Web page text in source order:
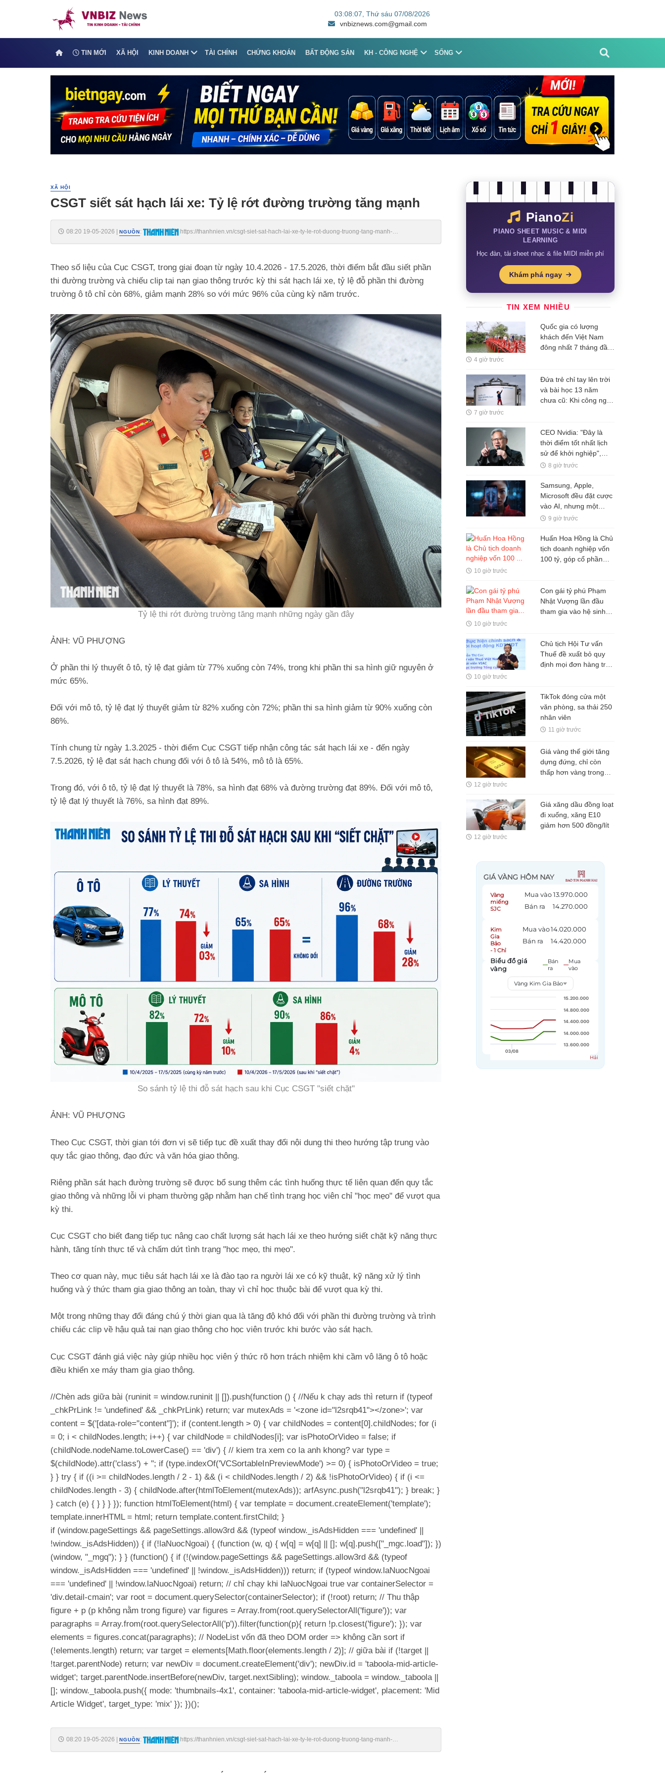
03:08:07 , Thứ sáu 07/08/2026
vnbiznews.com@gmail.com
TIN MỚI XÃ HỘI KINH DOANH TÀI CHÍNH CHỨNG KHOÁN BẤT ĐỘNG SẢN KH - CÔNG NGHỆ SỐNG
XÃ HỘI
CSGT siết sát hạch lái xe: Tỷ lệ rớt đường trường tăng mạnh
08:20 19-05-2026 | NGUỒN:
https://thanhnien.vn/csgt-siet-sat-hach-lai-xe-ty-le-rot-duong-truong-tang-manh-
Theo số liệu của Cục CSGT, trong giai đoạn từ ngày 10.4.2026 - 17.5.2026, thời điểm bắt đầu siết phần
thi đường trường và chiếu clip tai nạn giao thông trước kỳ thi sát hạch lái xe, tỷ lệ đỗ phần thi đường
trường ô tô chỉ còn 68%, giảm mạnh 28% so với mức 96% của cùng kỳ năm trước.
Tỷ lệ thi rớt đường trường tăng mạnh những ngày gần đây
ẢNH: VŨ PHƯỢNG
Ở phần thi lý thuyết ô tô, tỷ lệ đạt giảm từ 77% xuống còn 74%, trong khi phần thi sa hình giữ nguyên ở
mức 65%.
Đối với mô tô, tỷ lệ đạt lý thuyết giảm từ 82% xuống còn 72%; phần thi sa hình giảm từ 90% xuống còn
86%.
Tính chung từ ngày 1.3.2025 - thời điểm Cục CSGT tiếp nhận công tác sát hạch lái xe - đến ngày
7.5.2026, tỷ lệ đạt sát hạch chung đối với ô tô là 54%, mô tô là 65%.
Trong đó, với ô tô, tỷ lệ đạt lý thuyết là 78%, sa hình đạt 68% và đường trường đạt 89%. Đối với mô tô,
tỷ lệ đạt lý thuyết là 76%, sa hình đạt 89%.
So sánh tỷ lệ thi đỗ sát hạch sau khi Cục CSGT "siết chặt"
ẢNH: VŨ PHƯỢNG
Theo Cục CSGT, thời gian tới đơn vị sẽ tiếp tục đề xuất thay đổi nội dung thi theo hướng tập trung vào
quy tắc giao thông, đạo đức và văn hóa giao thông.
Riêng phần sát hạch đường trường sẽ được bổ sung thêm các tình huống thực tế liên quan đến quy tắc
giao thông và những lỗi vi phạm thường gặp nhằm hạn chế tình trạng học viên chỉ "học mẹo" để vượt qua
kỳ thi.
Cục CSGT cho biết đang tiếp tục nâng cao chất lượng sát hạch lái xe theo hướng siết chặt kỹ năng thực
hành, tăng tính thực tế và chấm dứt tình trạng "học mẹo, thi mẹo".
Theo cơ quan này, mục tiêu sát hạch lái xe là đào tạo ra người lái xe có kỹ thuật, kỹ năng xử lý tình
huống và ý thức tham gia giao thông an toàn, thay vì chỉ học thuộc bài để vượt qua kỳ thi.
Một trong những thay đổi đáng chú ý thời gian qua là tăng độ khó đối với phần thi đường trường và trình
chiếu các clip về hậu quả tai nạn giao thông cho học viên trước khi bước vào sát hạch.
Cục CSGT đánh giá việc này giúp nhiều học viên ý thức rõ hơn trách nhiệm khi cầm vô lăng ô tô hoặc
điều khiển xe máy tham gia giao thông.
//Chèn ads giữa bài (runinit = window.runinit || []).push(function () { //Nếu k chạy ads thì return if (typeof
_chkPrLink != 'undefined' && _chkPrLink) return; var mutexAds = '<zone id="l2srqb41"></zone>'; var
content = $('[data-role="content"]'); if (content.length > 0) { var childNodes = content[0].childNodes; for (i
= 0; i < childNodes.length; i++) { var childNode = childNodes[i]; var isPhotoOrVideo = false; if
(childNode.nodeName.toLowerCase() == 'div') { // kiem tra xem co la anh khong? var type =
$(childNode).attr('class') + ''; if (type.indexOf('VCSortableInPreviewMode') >= 0) { isPhotoOrVideo = true;
} } try { if ((i >= childNodes.length / 2 - 1) && (i < childNodes.length / 2) && !isPhotoOrVideo) { if (i <=
childNodes.length - 3) { childNode.after(htmlToElement(mutexAds)); arfAsync.push("l2srqb41"); } break; }
} catch (e) { } } } }); function htmlToElement(html) { var template = document.createElement('template');
template.innerHTML = html; return template.content.firstChild; }
if (window.pageSettings && pageSettings.allow3rd && (typeof window._isAdsHidden === 'undefined' ||
!window._isAdsHidden)) { if (!laNuocNgoai) { (function (w, q) { w[q] = w[q] || []; w[q].push(["_mgc.load"]); })
(window, "_mgq"); } } (function() { if (!(window.pageSettings && pageSettings.allow3rd && (typeof
window._isAdsHidden === 'undefined' || !window._isAdsHidden))) return; if (typeof window.laNuocNgoai
=== 'undefined' || !window.laNuocNgoai) return; // chỉ chạy khi laNuocNgoai true var containerSelector =
'div.detail-cmain'; var root = document.querySelector(containerSelector); if (!root) return; // Thu thập
figure + p (p không nằm trong figure) var figures = Array.from(root.querySelectorAll('figure')); var
paragraphs = Array.from(root.querySelectorAll('p')).filter(function(p){ return !p.closest('figure'); }); var
elements = figures.concat(paragraphs); // NodeList vốn đã theo DOM order => không cần sort if
(!elements.length) return; var target = elements[Math.floor(elements.length / 2)]; // giữa bài if (!target ||
!target.parentNode) return; var newDiv = document.createElement('div'); newDiv.id = 'taboola-mid-article-
widget'; target.parentNode.insertBefore(newDiv, target.nextSibling); window._taboola = window._taboola ||
[]; window._taboola.push({ mode: 'thumbnails-4x1', container: 'taboola-mid-article-widget', placement: 'Mid
Article Widget', target_type: 'mix' }); })();
08:20 19-05-2026 | NGUỒN:
https://thanhnien.vn/csgt-siet-sat-hach-lai-xe-ty-le-rot-duong-truong-tang-manh-
PianoZi
PIANO SHEET MUSIC & MIDI
LEARNING
Học đàn, tải sheet nhạc & file MIDI miễn phí
Khám phá ngay
TIN XEM NHIỀU
Quốc gia có lượng
khách đến Việt Nam
đông nhất 7 tháng đầu
Ấn Độ
4 giờ trước
Đứa trẻ chỉ tay lên trời
và bài học 13 năm
chưa cũ: Khi công nghệ
7 giờ trước
CEO Nvidia: "Đây là
thời điểm tốt nhất lịch
sử để khởi nghiệp",
nhiều người thất bại chỉ
cũng hiểu nhưng ít khi
vượt qua được
8 giờ trước
Samsung, Apple,
Microsoft đều đặt cược
vào AI, nhưng một
nghịch lý đang xuất
phải lúc nào cũng dùng
9 giờ trước
Huấn Hoa Hồng là Chủ
tịch doanh nghiệp vốn
100 tỷ, góp cổ phần
10 giờ trước
Con gái tỷ phú Phạm
Nhật Vượng lần đầu
tham gia vào hệ sinh
10 giờ trước
Chủ tịch Hội Tư vấn
Thuế đề xuất bỏ quy
định mọi đơn hàng trên
10 giờ trước
TikTok đóng cửa một
văn phòng, sa thải 250
nhân viên
11 giờ trước
Giá vàng thế giới tăng
dựng đứng, chỉ còn
thấp hơn vàng trong
12 giờ trước
Giá xăng dầu đồng loạt
đi xuống, xăng E10
giảm hơn 500 đồng/lít
12 giờ trước